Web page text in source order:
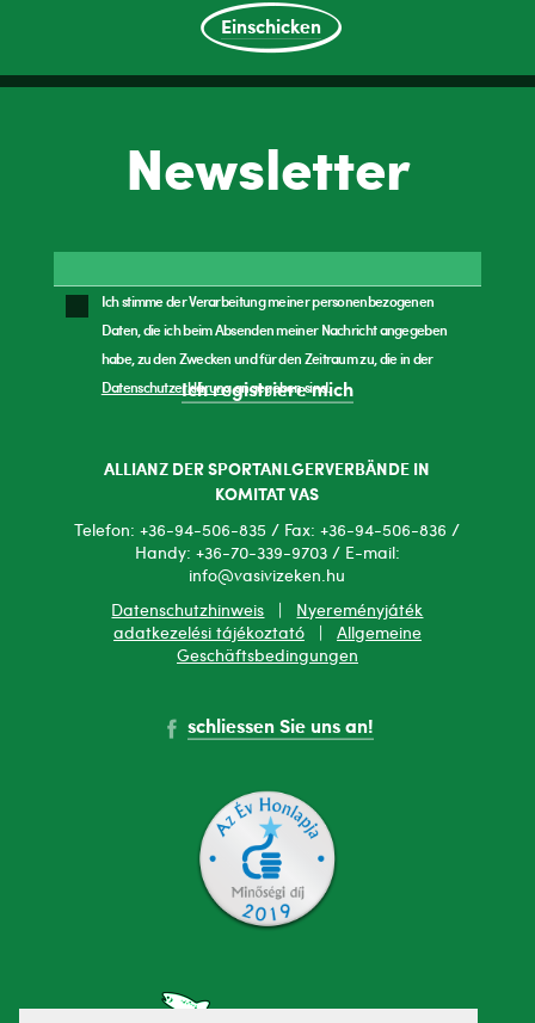
Einschicken
Newsletter
Ich stimme der Verarbeitung meiner personenbezogenen
Daten, die ich beim Absenden meiner Nachricht angegeben
habe, zu den Zwecken und für den Zeitraum zu, die in der
Datenschutzerklärungangegeben sind.
Ich registriere mich
ALLIANZ DER SPORTANLGERVERBÄNDE IN
KOMITAT VAS
Telefon: +36-94-506-835 / Fax: +36-94-506-836 /
Handy: +36-70-339-9703 / E-mail:
info@vasivizeken.hu
Datenschutzhinweis
Nyereményjáték
adatkezelési tájékoztató| Allgemeine
Geschäftsbedingungen
schliessen Sie uns an!